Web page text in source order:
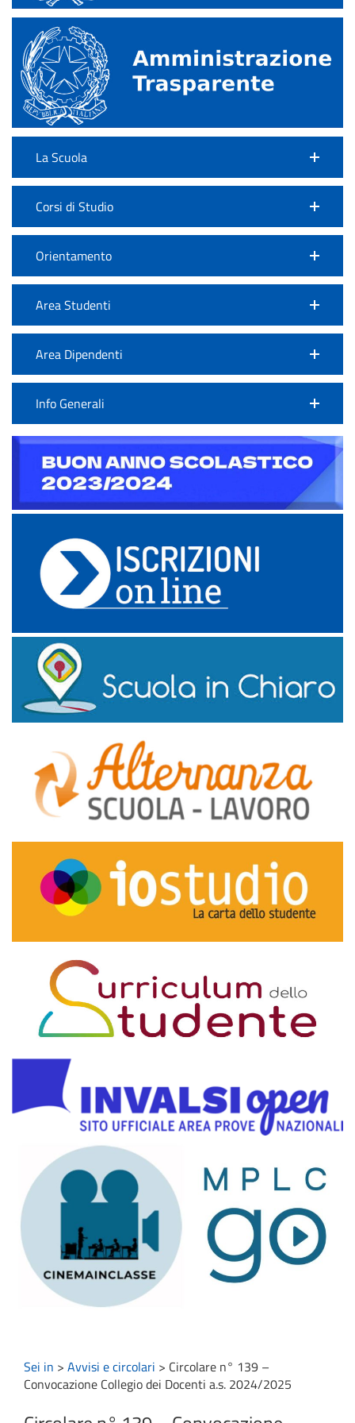
La Scuola
Corsi di Studio
Orientamento
Area Studenti
Area Dipendenti
Info Generali
Sei in > Avvisi e circolari > Circolare n° 139 –
Convocazione Collegio dei Docenti a.s. 2024/2025